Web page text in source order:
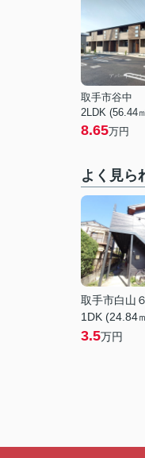
取手市谷中
2LDK (56.44
8.65万円
よく見ら
取手市白山
1DK (24.84
3.5万円